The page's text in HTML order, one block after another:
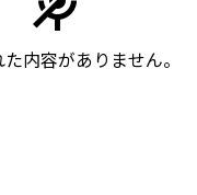
内容がありません。